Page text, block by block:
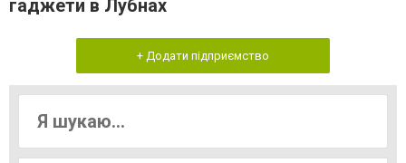
гаджети в Лубнах
+ Додати підприємство